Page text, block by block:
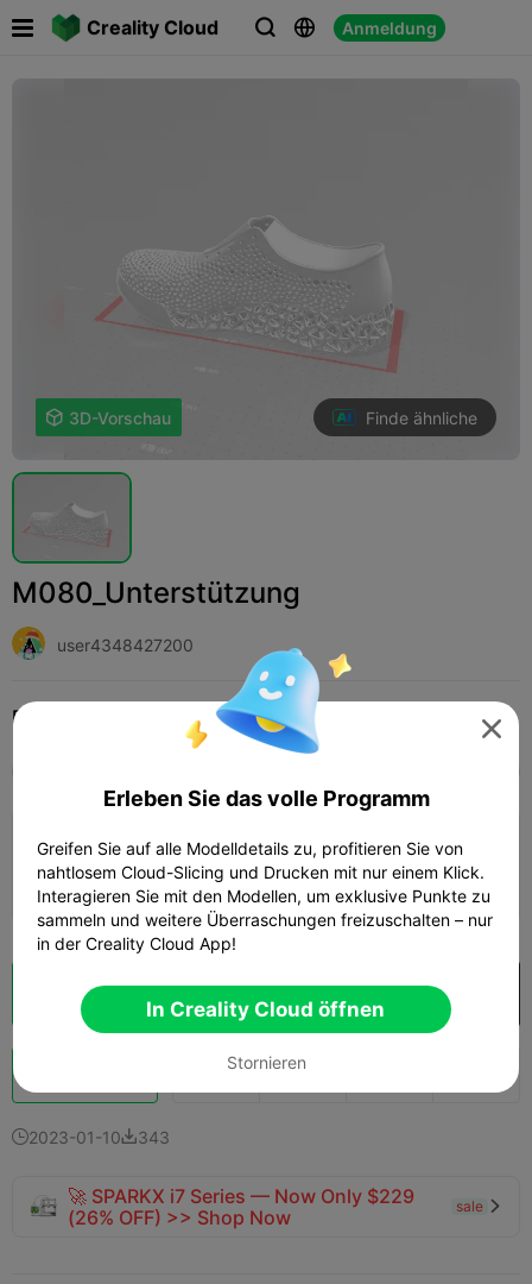
Creality Cloud   Anmeldung
 3D-Vorschau Finde ähnliche
M080_Unterstützung
user4348427200
Print Settings (1) Hinzufügen Mode Kleidung, Schuhe & Mützen 
0.2mm layer, 2 walls, 10 infill
 08h 24m  1 plates  117.39g
Wolkenscheibe
132 113
2023-01-10343
🚀 SPARKX i7 Series — Now Only $229
(26% OFF) >> Shop Now
sale 

Erleben Sie das volle Programm
Greifen Sie auf alle Modelldetails zu, profitieren Sie von
nahtlosem Cloud-Slicing und Drucken mit nur einem Klick.
Interagieren Sie mit den Modellen, um exklusive Punkte zu
sammeln und weitere Überraschungen freizuschalten – nur
in der Creality Cloud App!
In Creality Cloud öffnen
Stornieren